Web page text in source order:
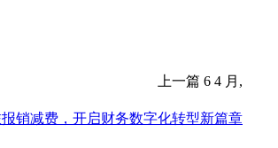
上一篇 6 4 月,
销减费，开启财务数字化转型新篇章